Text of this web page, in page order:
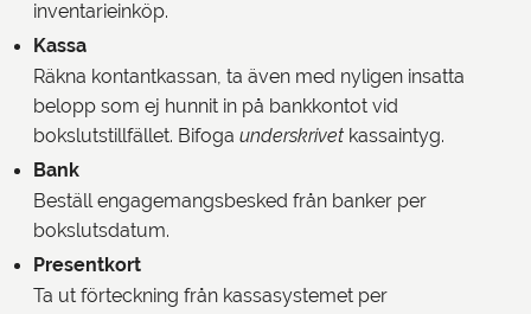
inventarieinköp.
Kassa
Räkna kontantkassan, ta även med nyligen insatta
belopp som ej hunnit in på bankkontot vid
bokslutstillfället. Bifoga underskrivet kassaintyg.
Bank
Beställ engagemangsbesked från banker per
bokslutsdatum.
Presentkort
Ta ut förteckning från kassasystemet per